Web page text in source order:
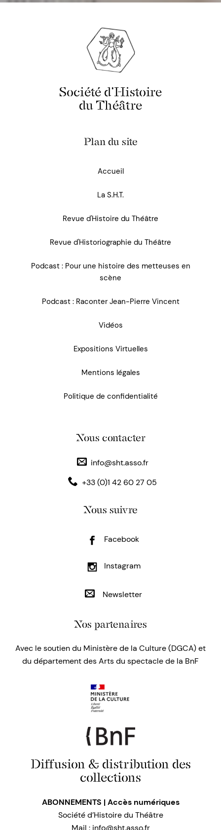
Société d'Histoire
du Théâtre
Plan du site
Accueil
La S.H.T.
Revue d'Histoire du Théâtre
Revue d'Historiographie du Théâtre
Podcast : Pour une histoire des metteuses en
scène
Podcast : Raconter Jean-Pierre Vincent
Vidéos
Expositions Virtuelles
Mentions légales
Politique de confidentialité
Nous contacter
info@sht.asso.fr
+33 (0)1 42 60 27 05
Nous suivre
Facebook
Instagram
Newsletter
Nos partenaires
Avec le soutien du Ministère de la Culture (DGCA) et
du département des Arts du spectacle de la BnF
Diffusion & distribution des
collections
ABONNEMENTS | Accès numériques
Société d’Histoire du Théâtre
Mail : info@sht.asso.fr